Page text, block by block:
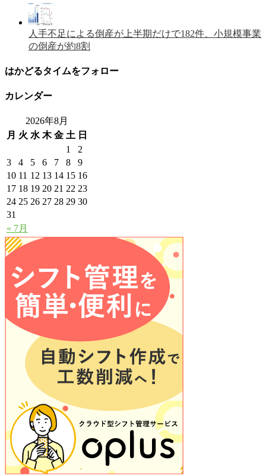
人手不足による倒産が上半期だけで182件、小規模事業
の倒産が約8割
はかどるタイムをフォロー
カレンダー
2026年8月
月 火 水 木 金 土 日
« 7月
1
2
3
4 5 6 7 8
9
10 11 12 13 14 15 16
17 18 19 20 21 22 23
24 25 26 27 28 29 30
31